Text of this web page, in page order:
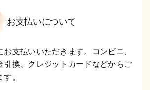
お支払いについて
お支払いいただきます。コンビニ、
引換、クレジットカードなどからご
。